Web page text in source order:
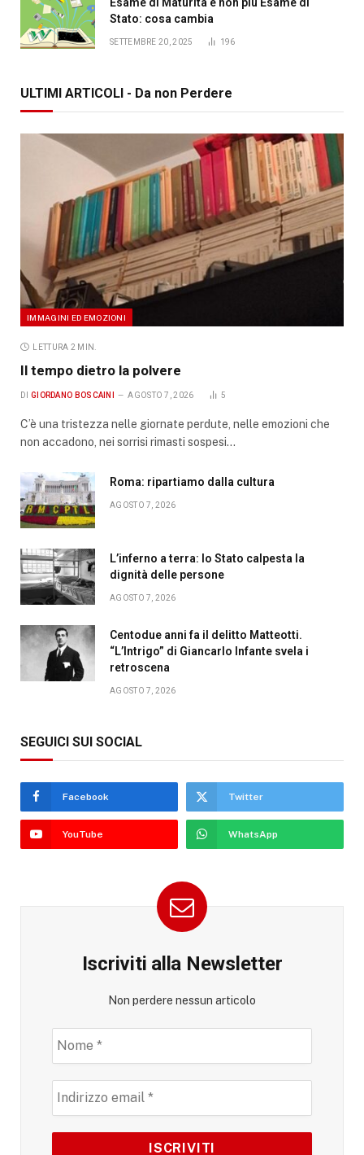
Stato: cosa cambia
SETTEMBRE 20, 2025 196
ULTIMI ARTICOLI - Da non Perdere
IMMAGINI ED EMOZIONI
LETTURA 2 MIN.
Il tempo dietro la polvere
DI GIORDANO BOSCAINI AGOSTO 7, 2026 5
C’è una tristezza nelle giornate perdute, nelle emozioni che
non accadono, nei sorrisi rimasti sospesi…
Roma: ripartiamo dalla cultura
AGOSTO 7, 2026
L’inferno a terra: lo Stato calpesta la
dignità delle persone
AGOSTO 7, 2026
Centodue anni fa il delitto Matteotti.
“L’Intrigo” di Giancarlo Infante svela i
retroscena
AGOSTO 7, 2026
SEGUICI SUI SOCIAL
Facebook Twitter
YouTube WhatsApp
Iscriviti alla Newsletter
Non perdere nessun articolo